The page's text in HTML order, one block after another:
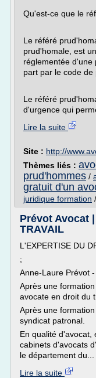
Qu'est-ce que le
Le référé
prud'homale, est
réglementée d'une
part par le code de
Le référé
d'urgence qui
Lire la suite
Site : http://
Thèmes liés :
prud'hommes /
gratuit d'un
juridique formation /
Prévot Avocat
TRAVAIL
L'EXPERTISE DU
;
Anne-Laure Prévot
Après une
avocate en droit du
Après une
syndicat patronal.
En qualité d'avocat,
cabinets d'avocats
le département du...
Lire la suite